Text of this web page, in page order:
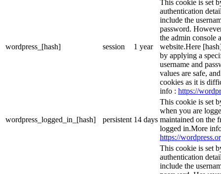
wordpress_[hash] session 1 year
This cookie is set
authentication
include the
password.
the admin console
website.Here
by applying a
username and
values are safe,
cookies as it is
info : https://
wordpress_logged_in_[hash] persistent 14 days
This cookie is set
when you are
maintained on the
logged in.More
https://
This cookie is set
authentication
include the